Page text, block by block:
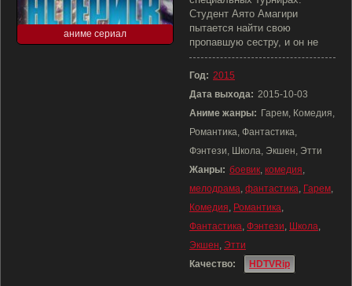
аниме сериал
Студент Аято Амагири
пытается найти свою
пропавшую сестру, и он не
Год: 2015
Дата выхода: 2015-10-03
Аниме жанры: Гарем, Комедия,
Романтика, Фантастика,
Фэнтези, Школа, Экшен, Этти
Жанры: боевик, комедия,
мелодрама, фантастика, Гарем,
Комедия, Романтика,
Фантастика, Фэнтези, Школа,
Экшен, Этти
Качество:
HDTVRip